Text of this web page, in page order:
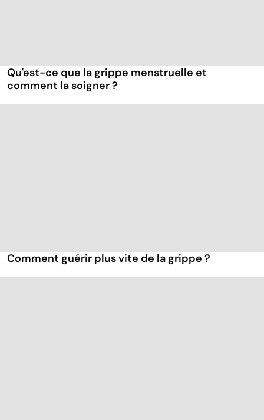
Qu'est-ce que la grippe menstruelle et
comment la soigner ?
Comment guérir plus vite de la grippe ?